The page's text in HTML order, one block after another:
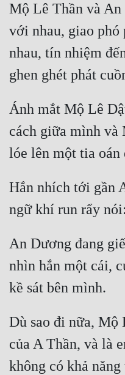
Học Đường
Kiếm Hiệp
Kỳ Huyễn
Linh Dị
Làm Giàu
Lịch Sử
Mưu Mô
Mạt Thế
Ngược
Mộ Lê Thần và
với nhau, giao phó
nhau, tín nhiệm
ghen ghét phát
Ánh mắt Mộ Lê
cách giữa mình và
lóe lên một tia oán
Hắn nhích tới gần
ngữ khí run rẩy
An Dương đang
nhìn hắn một cái,
kề sát bên mình.
Dù sao đi nữa, Mộ
của A Thần, và là
không có khả